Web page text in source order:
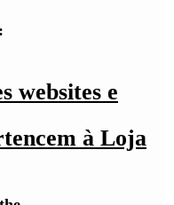
websites e
à Loja